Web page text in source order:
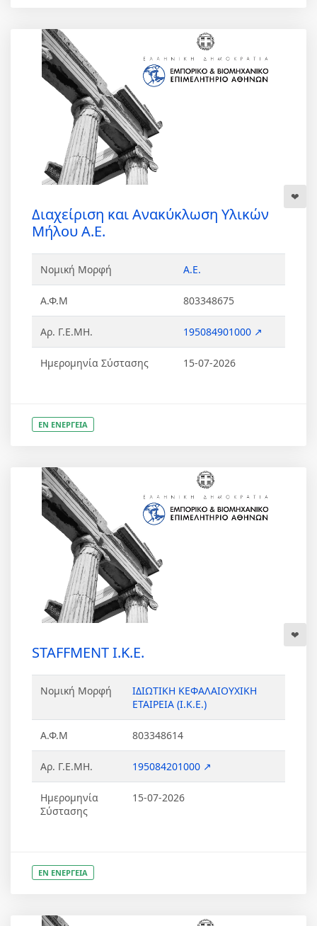
Διαχείριση και Ανακύκλωση Υλικών
Μήλου Α.Ε.
Νομική Μορφή Α.Ε.
Α.Φ.Μ 803348675
Αρ. Γ.Ε.ΜΗ. 195084901000 ↗
Ημερομηνία Σύστασης 15-07-2026
ΕΝ ΕΝΕΡΓΕΙΑ
STAFFMENT Ι.Κ.Ε.
Νομική Μορφή
ΙΔΙΩΤΙΚΗ ΚΕΦΑΛΑΙΟΥΧΙΚΗ
ΕΤΑΙΡΕΙΑ (Ι.Κ.Ε.)
Α.Φ.Μ 803348614
Αρ. Γ.Ε.ΜΗ. 195084201000 ↗
Ημερομηνία
Σύστασης
15-07-2026
ΕΝ ΕΝΕΡΓΕΙΑ